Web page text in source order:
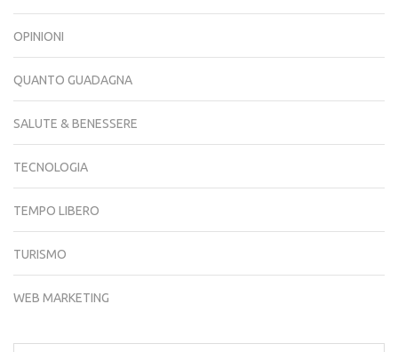
OPINIONI
QUANTO GUADAGNA
SALUTE & BENESSERE
TECNOLOGIA
TEMPO LIBERO
TURISMO
WEB MARKETING